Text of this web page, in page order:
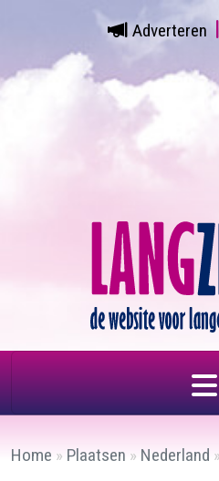
Adverteren
Home » Plaatsen » Nederland »